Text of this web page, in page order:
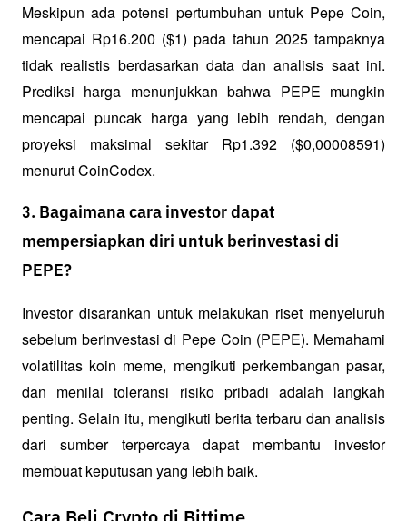
Meskipun ada potensi pertumbuhan untuk Pepe Coin,
mencapai Rp16.200 ($1) pada tahun 2025 tampaknya
tidak realistis berdasarkan data dan analisis saat ini.
Prediksi harga menunjukkan bahwa PEPE mungkin
mencapai puncak harga yang lebih rendah, dengan
proyeksi maksimal sekitar Rp1.392 ($0,00008591)
menurut CoinCodex.
3. Bagaimana cara investor dapat
mempersiapkan diri untuk berinvestasi di
PEPE?
Investor disarankan untuk melakukan riset menyeluruh
sebelum berinvestasi di Pepe Coin (PEPE). Memahami
volatilitas koin meme, mengikuti perkembangan pasar,
dan menilai toleransi risiko pribadi adalah langkah
penting. Selain itu, mengikuti berita terbaru dan analisis
dari sumber terpercaya dapat membantu investor
membuat keputusan yang lebih baik.